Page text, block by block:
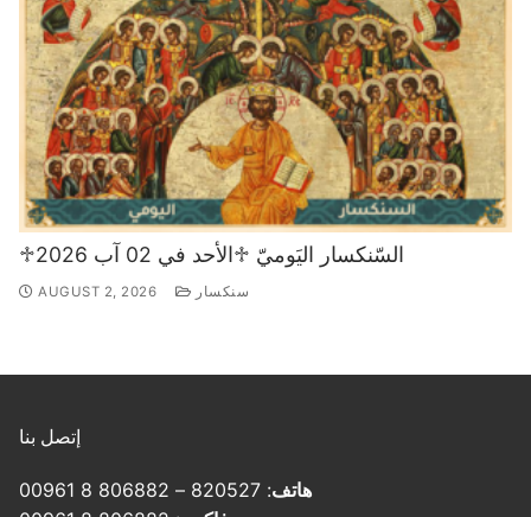
♱السّنكسار اليَوميّ ♱الأحد في 02 آب 2026
AUGUST 2, 2026 سنكسار
إتصل بنا
هاتف: 820527 – 806882 8 00961